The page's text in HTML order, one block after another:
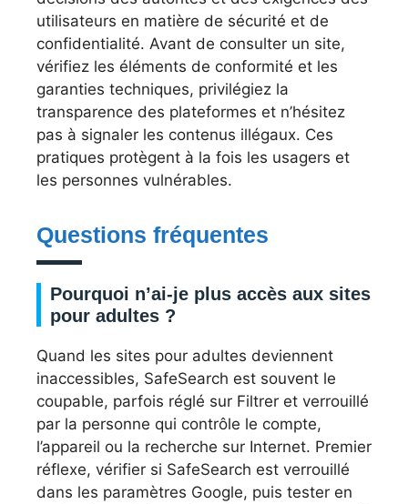
utilisateurs en matière de sécurité et de
confidentialité. Avant de consulter un site,
vérifiez les éléments de conformité et les
garanties techniques, privilégiez la
transparence des plateformes et n’hésitez
pas à signaler les contenus illégaux. Ces
pratiques protègent à la fois les usagers et
les personnes vulnérables.
Questions fréquentes
Pourquoi n’ai-je plus accès aux sites
pour adultes ?
Quand les sites pour adultes deviennent
inaccessibles, SafeSearch est souvent le
coupable, parfois réglé sur Filtrer et verrouillé
par la personne qui contrôle le compte,
l’appareil ou la recherche sur Internet. Premier
réflexe, vérifier si SafeSearch est verrouillé
dans les paramètres Google, puis tester en